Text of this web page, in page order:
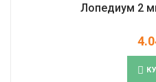
Лопедиум 2